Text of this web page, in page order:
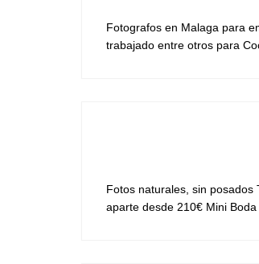
Fotografos en Malaga para
trabajado entre otros para
Fotos naturales, sin posados
aparte desde 210€ Mini